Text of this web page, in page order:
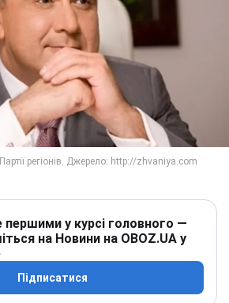
першими у курсі головного —
на Новини на OBOZ.UA у
Підписатися